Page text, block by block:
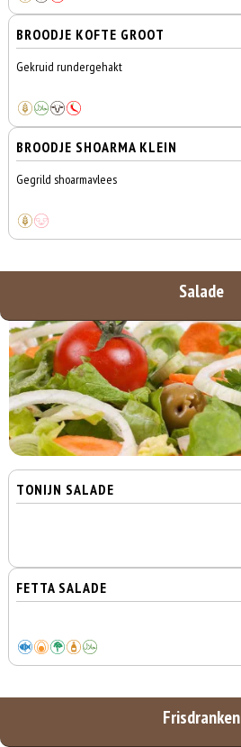
BROODJE KOFTE GROOT
Gekruid rundergehakt
BROODJE SHOARMA KLEIN
Gegrild shoarmavlees
Salade
TONIJN SALADE
FETTA SALADE
Frisdranken